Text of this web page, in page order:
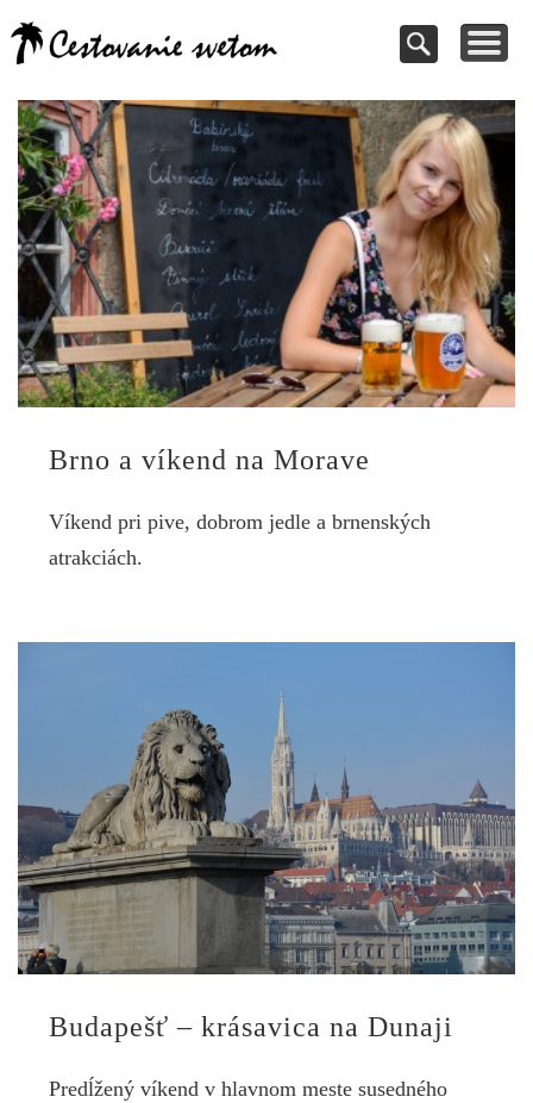
Cestovanie a
dovolenky
svetom
DOVOLENKY Cestujte s nami
VAŠE PRÍSPEVKY Inšpirujte sa
TIPY NA VÝLETY Kde vycestovať
NÁVODY Pomoc pri rezervácii
Brno a víkend na Morave
Víkend pri pive, dobrom jedle a brnenských
atrakciách.
Budapešť – krásavica na Dunaji
Predĺžený víkend v hlavnom meste susedného